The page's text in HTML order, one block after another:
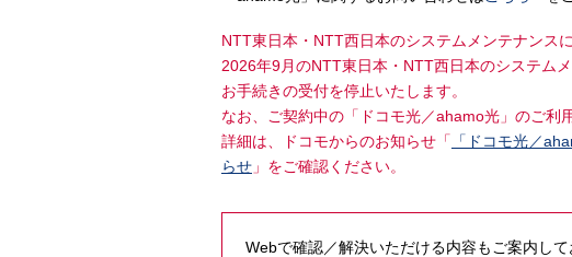
NTT東日本・NTT西日本のシステムメンテナンス
2026年9月のNTT東日本・NTT西日本のシステム
お手続きの受付を停止いたします。
なお、ご契約中の「ドコモ光／ahamo光」のご利
詳細は、ドコモからのお知らせ「
「ドコモ光／
らせ 」をご確認ください。
Webで確認／解決いただける内容もご案内して